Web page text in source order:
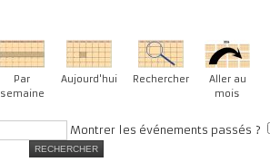
Par
semaine
Aujourd'hui Rechercher
Aller au
mois
Montrer les événements passés ?